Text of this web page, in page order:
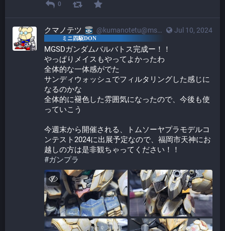
0
Jul 10, 2024
クマノテツ @kumanotetu@mstdn.mini4wd-engineer.com
MGSDガンダムバルバトス完成ー！！
やっぱりメイスもやってよかったわ
全体的な一体感がでた
サンディウォッシュでフィルタリングした感じに
なるのかな
全体的に褪色した雰囲気になったので、今後も使
っていこう
今週末から開催される、トムソーヤプラモデルコ
ンテスト2024に出展予定なので、福岡市天神にお
越しの方は是非観ちゃってください！！
#ガンプラ